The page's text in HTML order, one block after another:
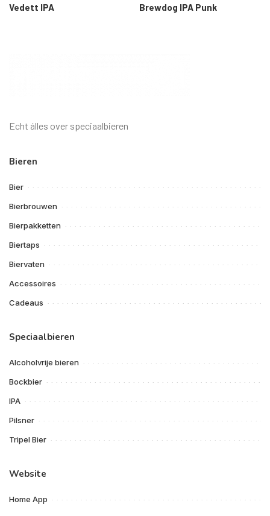
Vedett IPA Brewdog IPA Punk
Echt álles over speciaalbieren
Bieren
Bier
Bierbrouwen
Bierpakketten
Biertaps
Biervaten
Accessoires
Cadeaus
Speciaalbieren
Alcoholvrije bieren
Bockbier
IPA
Pilsner
Tripel Bier
Website
Home App